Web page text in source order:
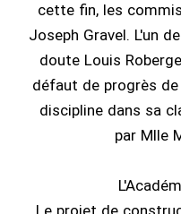
cette fin, les
Joseph Gravel. L'un
doute Louis
défaut de progrès
discipline dans sa
par Mlle